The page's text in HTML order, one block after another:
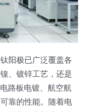
阳极已广泛覆盖各
、镀锌工艺，还是
路板电镀、航空航
靠的性能。随着电